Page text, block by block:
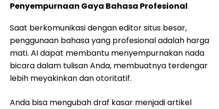
Penyempurnaan Gaya Bahasa Profesional
Saat berkomunikasi dengan editor situs besar,
penggunaan bahasa yang profesional adalah harga
mati. AI dapat membantu menyempurnakan nada
bicara dalam tulisan Anda, membuatnya terdengar
lebih meyakinkan dan otoritatif.
Anda bisa mengubah draf kasar menjadi artikel